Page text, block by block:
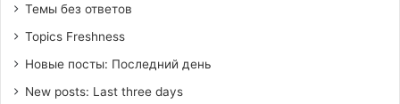
Темы без ответов
Topics Freshness
Новые посты: Последний день
New posts: Last three days